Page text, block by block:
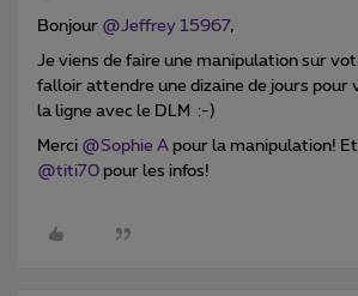
Bonjour @Jeffrey 15967,
Je viens de faire une manipulation sur
falloir attendre une dizaine de jours pour
la ligne avec le DLM :-)
Merci @Sophie A pour la manipulation!
@titi70 pour les infos!